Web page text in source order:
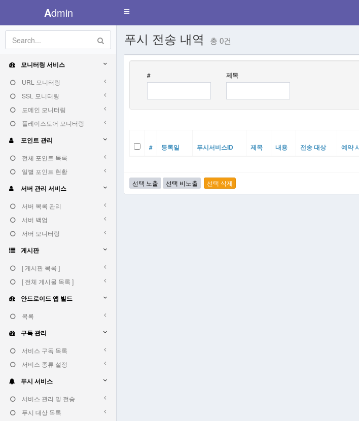
Admin
Toggle
모니터링 서비스
URL 모니터링
SSL 모니터링
도메인 모니터링
플레이스토어 모니터링
포인트 관리
전체 포인트 목록
일별 포인트 현황
서버 관리 서비스
서버 목록 관리
서버 백업
서버 모니터링
게시판
[ 게시판 목록 ]
[ 전체 게시물 목록 ]
안드로이드 앱 빌드
목록
구독 관리
서비스 구독 목록
서비스 종류 설정
푸시 서비스
서비스 관리 및 전송
푸시 대상 목록
푸시 전송 내역 총 0건
# 제목
# 등록일 푸시서비스ID 제목 내용 전송 대상 예약